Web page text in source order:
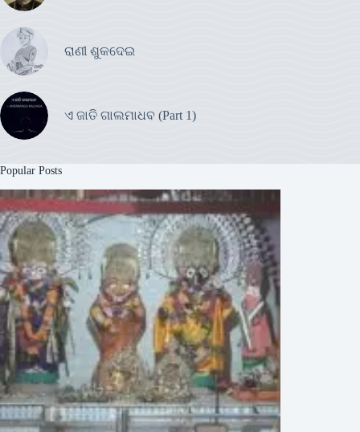
ରାଣୀ ଶୁକଦେଇ
ଏ ଜାତି ଗାଲମାଧବ (Part 1)
Popular Posts